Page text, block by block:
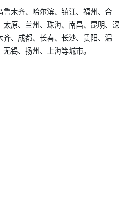
木齐、哈尔滨、镇江、福州、合
太原、兰州、珠海、南昌、昆明、深
、成都、长春、长沙、贵阳、温
锡、扬州、上海等城市。